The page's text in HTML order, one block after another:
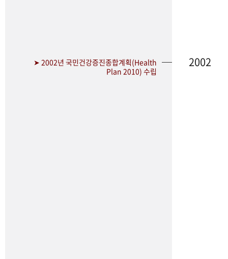
➤ 2002년 국민건강증진종합계획(Health
Plan 2010) 수립
2002